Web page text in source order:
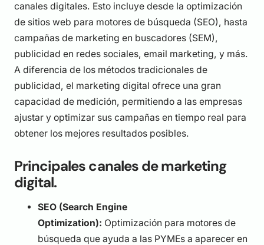
canales digitales. Esto incluye desde la optimización
de sitios web para motores de búsqueda (SEO), hasta
campañas de marketing en buscadores (SEM),
publicidad en redes sociales, email marketing, y más.
A diferencia de los métodos tradicionales de
publicidad, el marketing digital ofrece una gran
capacidad de medición, permitiendo a las empresas
ajustar y optimizar sus campañas en tiempo real para
obtener los mejores resultados posibles.
Principales canales de marketing
digital.
SEO (Search Engine
Optimization): Optimización para motores de
búsqueda que ayuda a las PYMEs a aparecer en